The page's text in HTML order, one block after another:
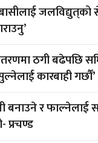
ठगी बढेपछि
कारबाही गर्छाैं’
बनाउने र
प्रचण्ड